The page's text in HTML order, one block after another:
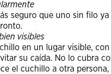
seguro que uno sin filo
visibles
en un lugar visible,
su caída. No lo cubra
el cuchillo a otra